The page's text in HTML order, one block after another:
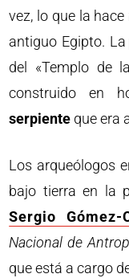
vez, lo que la
antiguo Egipto. La
del «Templo de
construido en
serpiente que era
Los arqueólogos
bajo tierra en la
Sergio Gómez-
Nacional de
que está a cargo